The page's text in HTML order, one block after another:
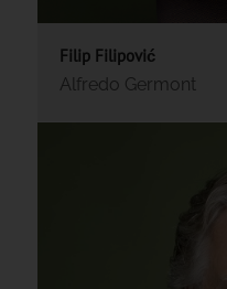
Filip Filipović
Alfredo Germont